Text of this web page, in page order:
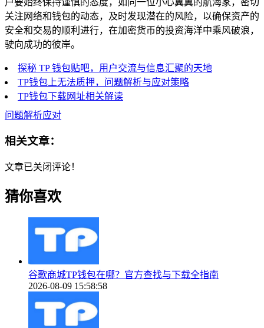
关注网络和钱包的动态，及时发现潜在的风险，以确保资产的
安全和交易的顺利进行，在加密货币的投资海洋中乘风破浪，
驶向成功的彼岸。
探秘 TP 钱包贴吧，用户交流与信息汇聚的天地
TP钱包上无法质押，问题解析与应对策略
TP钱包下载网址相关解读
问题解析应对
相关文章：
文章已关闭评论！
猜你喜欢
谷歌商城TP钱包在哪？官方查找与下载全指南
2026-08-09 15:58:58